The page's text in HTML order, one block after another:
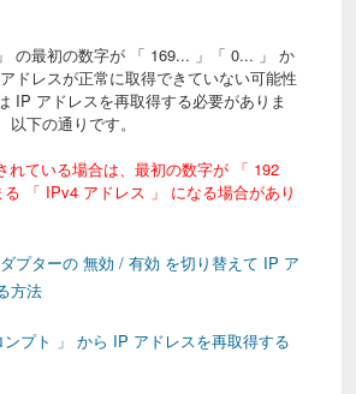
の最初の数字が 「 169... 」「 0... 」 か
ドレスが正常に取得できていない可能性
IP アドレスを再取得する必要がありま
下の通りです。
れている場合は、最初の数字が 「 192
る 「 IPv4 アドレス 」 になる場合があり
プターの 無効 / 有効 を切り替えて IP ア
方法
ンプト 」 から IP アドレスを再取得する